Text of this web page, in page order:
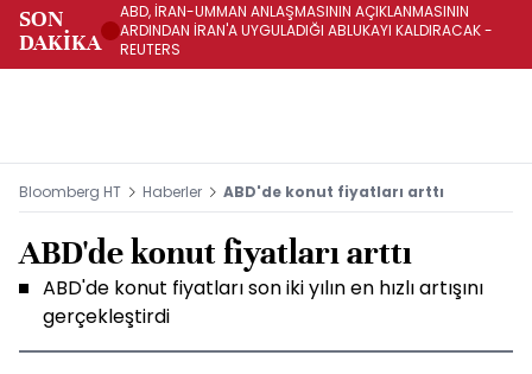
SON
DAKİKA
ABD, İRAN-UMMAN ANLAŞMASININ AÇIKLANMASININ
ARDINDAN İRAN'A UYGULADIĞI ABLUKAYI KALDIRACAK -
REUTERS
Bloomberg HT Haberler ABD'de konut fiyatları arttı
ABD'de konut fiyatları arttı
ABD'de konut fiyatları son iki yılın en hızlı artışını
gerçekleştirdi